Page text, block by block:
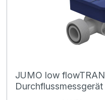
JUMO low
Durchflussmessgerät